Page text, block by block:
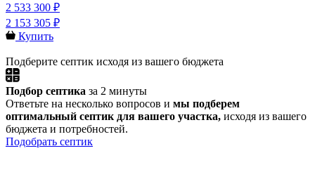
2 533 300 ₽
2 153 305 ₽
Купить
Подберите септик исходя из вашего бюджета
Подбор септика за 2 минуты
Ответьте на несколько вопросов и мы подберем
оптимальный септик для вашего участка, исходя из вашего
бюджета и потребностей.
Подобрать септик